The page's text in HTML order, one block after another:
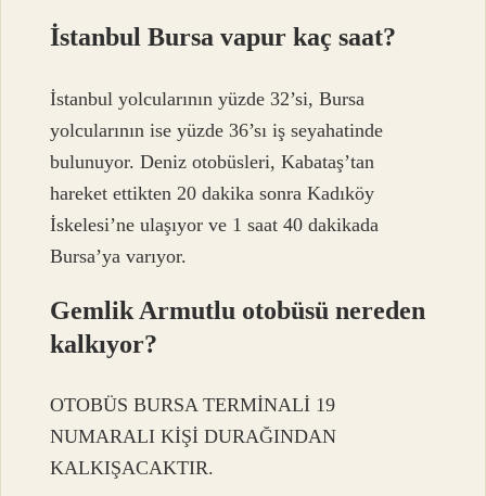
İstanbul Bursa vapur kaç saat?
İstanbul yolcularının yüzde 32’si, Bursa
yolcularının ise yüzde 36’sı iş seyahatinde
bulunuyor. Deniz otobüsleri, Kabataş’tan
hareket ettikten 20 dakika sonra Kadıköy
İskelesi’ne ulaşıyor ve 1 saat 40 dakikada
Bursa’ya varıyor.
Gemlik Armutlu otobüsü nereden
kalkıyor?
OTOBÜS BURSA TERMİNALİ 19
NUMARALI KİŞİ DURAĞINDAN
KALKIŞACAKTIR.